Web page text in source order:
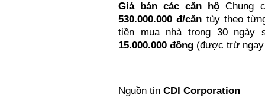
Giá bán các căn hộ Chung
530.000.000 đ/căn tùy theo
tiền mua nhà trong 30 ngày
15.000.000 đồng (được trừ
Nguồn tin CDI Corporation